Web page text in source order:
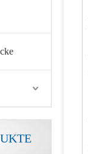
Sauerstoff-Stickstoff-Gasflaschenventil mit beweglicher Klappe